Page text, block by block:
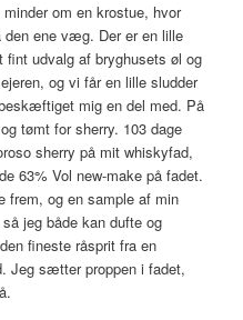
om en krostue, hvor
ene væg. Der er en lille
fint udvalg af bryghusets øl og
og vi får en lille sludder
mig en del med. På
tømt for sherry. 103 dage
sherry på mit whiskyfad,
63% Vol new-make på fadet.
frem, og en sample af min
jeg både kan dufte og
fineste råsprit fra en
Jeg sætter proppen i fadet,